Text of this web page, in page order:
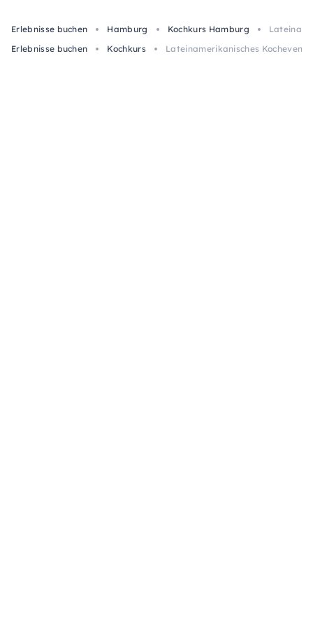
Erlebnisse buchen Hamburg Kochkurs Hamburg
Erlebnisse buchen
Kochkurs Lateinamerikanisches Kochevent